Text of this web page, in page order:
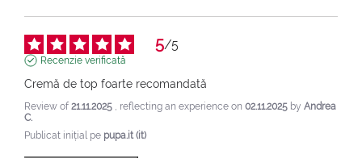
5/5
Recenzie verificată
Cremă de top foarte recomandată
Review of21.11.2025 , reflecting an experience on 02.11.2025 by Andrea
C.
Publicat inițial pe pupa.it (it)